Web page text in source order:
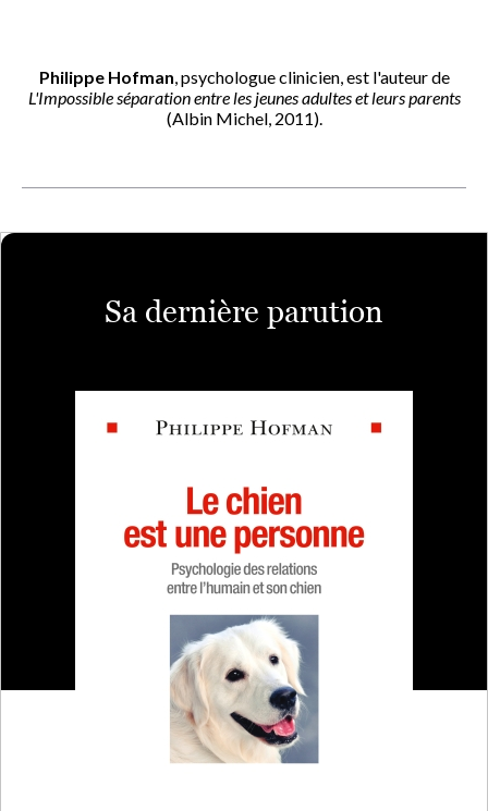
Philippe Hofman, psychologue clinicien, est l'auteur de
L'Impossible séparation entre les jeunes adultes et leurs parents
(Albin Michel, 2011).
Sa dernière parution